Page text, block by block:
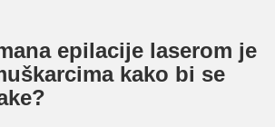
epilacije laserom je
kako bi se